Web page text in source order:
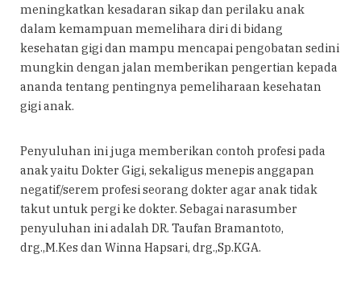
meningkatkan kesadaran sikap dan perilaku anak
dalam kemampuan memelihara diri di bidang
kesehatan gigi dan mampu mencapai pengobatan sedini
mungkin dengan jalan memberikan pengertian kepada
ananda tentang pentingnya pemeliharaan kesehatan
gigi anak.
Penyuluhan ini juga memberikan contoh profesi pada
anak yaitu Dokter Gigi, sekaligus menepis anggapan
negatif/serem profesi seorang dokter agar anak tidak
takut untuk pergi ke dokter. Sebagai narasumber
penyuluhan ini adalah DR. Taufan Bramantoto,
drg.,M.Kes dan Winna Hapsari, drg.,Sp.KGA.